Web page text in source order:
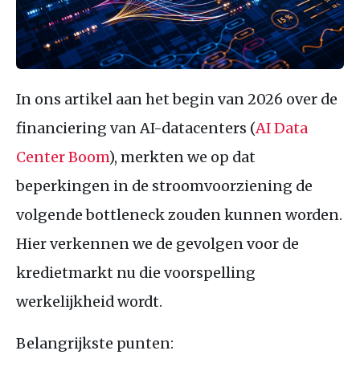
In ons artikel aan het begin van 2026 over de
financiering van AI-datacenters (AI Data
Center Boom), merkten we op dat
beperkingen in de stroomvoorziening de
volgende bottleneck zouden kunnen worden.
Hier verkennen we de gevolgen voor de
kredietmarkt nu die voorspelling
werkelijkheid wordt.
Belangrijkste punten: